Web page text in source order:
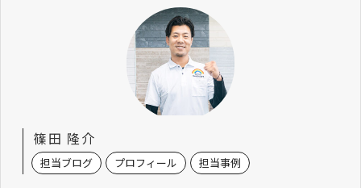
篠田 隆介
担当ブログ プロフィール 担当事例